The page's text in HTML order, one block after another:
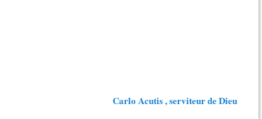
Carlo Acutis , serviteur de Dieu